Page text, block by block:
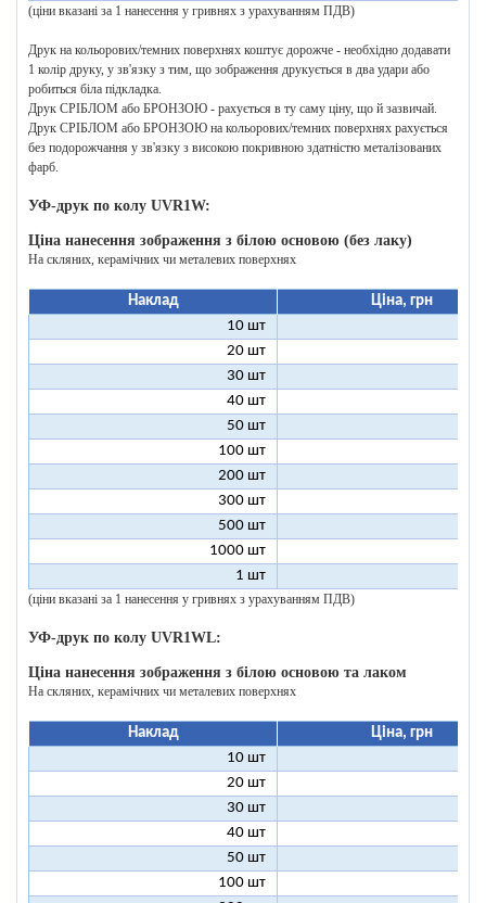
(ціни вказані за 1 нанесення у гривнях з урахуванням ПДВ)
Друк на кольорових/темних поверхнях коштує дорожче - необхідно додавати
1 колір друку, у зв'язку з тим, що зображення друкується в два удари або
робиться біла підкладка.
Друк СРІБЛОМ або БРОНЗОЮ - рахується в ту саму ціну, що й зазвичай.
Друк СРІБЛОМ або БРОНЗОЮ на кольорових/темних поверхнях рахується
без подорожчання у зв'язку з високою покривною здатністю металізованих
фарб.
УФ-друк по колу UVR1W:
Ціна нанесення зображення з білою основою (без лаку)
На скляних, керамічних чи металевих поверхнях
Наклад
Ціна, грн
10 шт
20 шт
30 шт
40 шт
50 шт
100 шт
200 шт
300 шт
500 шт
1000 шт
1 шт
(ціни вказані за 1 нанесення у гривнях з урахуванням ПДВ)
УФ-друк по колу UVR1WL:
Ціна нанесення зображення з білою основою та лаком
На скляних, керамічних чи металевих поверхнях
Наклад
Ціна, грн
10 шт
20 шт
30 шт
40 шт
50 шт
100 шт